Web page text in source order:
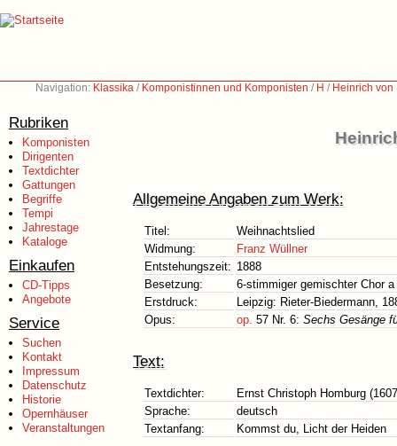
Navigation: Klassika / Komponistinnen und Komponisten / H / Heinrich
Rubriken
Komponisten
Dirigenten
Textdichter
Gattungen
Begriffe
Tempi
Jahrestage
Kataloge
Einkaufen
CD-Tipps
Angebote
Service
Suchen
Kontakt
Impressum
Datenschutz
Historie
Opernhäuser
Veranstaltungen
Allgemeine Angaben zum Werk:
Titel:
Weihnachtslied
Widmung:
Franz Wüllner
Entstehungszeit: 1888
Besetzung:
6-stimmiger gemischter Chor
Erstdruck:
Leipzig: Rieter-Biedermann,
Opus:
op. 57 Nr. 6: Sechs Gesänge
Text:
Textdichter:
Ernst Christoph Homburg
Sprache:
deutsch
Textanfang:
Kommst du, Licht der Heiden